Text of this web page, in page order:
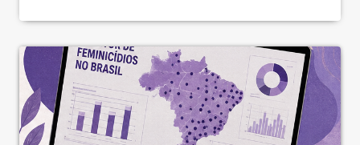
com emprego de fogo e combustível: padrões, dimensão
documento apresenta um levantamento nacional inédito
sobre […]